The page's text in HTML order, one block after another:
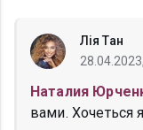
Лія Тан
Наталия
вами.